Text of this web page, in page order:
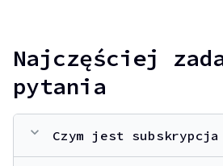
Najczęściej
pytania
expand_more Czym jest subskrypcja